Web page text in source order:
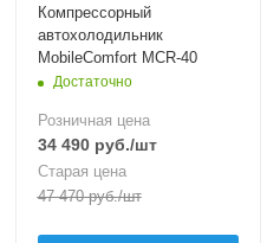
Компрессорный
автохолодильник
MobileComfort MCR-40
Достаточно
Розничная цена
34 490руб./шт
Старая цена
47 470руб./шт